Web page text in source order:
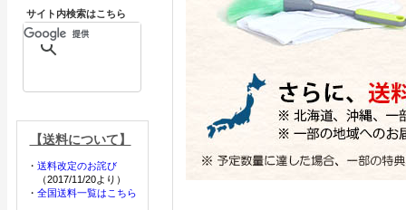
サイト内検索はこちら
【送料について】
・ 送料改定のお詫び
（2017/11/20より）
・ 全国送料一覧はこちら